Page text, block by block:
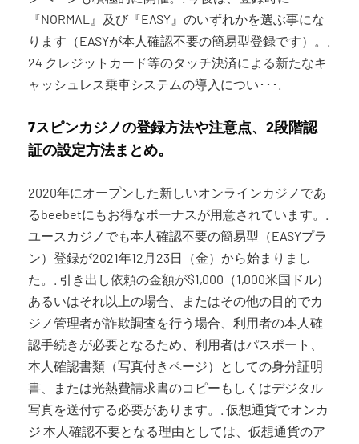
『NORMAL』及び『EASY』のいずれかを選ぶ事にな
ります（EASYが本人確認不要の簡易型登録です）。.
24 クレジットカード等のタッチ決済による新たなキ
ャッシュレス乗車システムの導入につい･･･.
7スピンカジノの登録方法や注意点、2段階認
証の設定方法まとめ。
2020年にオープンした新しいオンラインカジノであ
るbeebetにもお得なボーナスが用意されています。.
ユースカジノでも本人確認不要の簡易型（EASYプラ
ン）登録が2021年12月23日（金）から始まりまし
た。. 引き出し依頼の金額が$1,000（1,000米国ドル）
あるいはそれ以上の場合、またはその他の目的でカ
ジノ管理者が詐欺調査を行う場合、利用者の本人確
認手続きが必要となるため、利用者はパスポート、
本人確認書類（写真付きページ）としての身分証明
書、または光熱費請求書のコピーもしくはデジタル
写真を送付する必要があります。. 仮想通貨でオンカ
ジ 本人確認不要となる理由としては、仮想通貨のア